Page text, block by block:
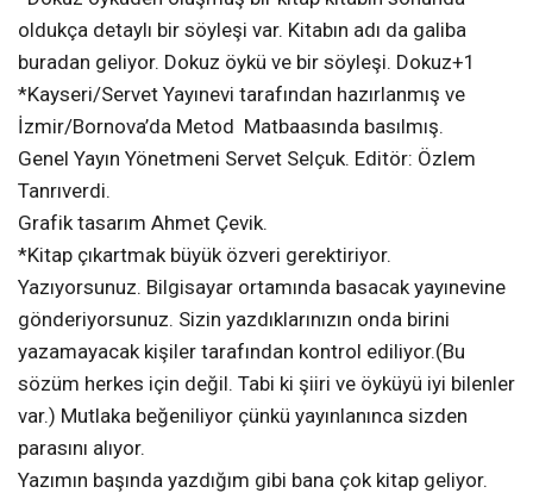
oldukça detaylı bir söyleşi var. Kitabın adı da galiba
buradan geliyor. Dokuz öykü ve bir söyleşi. Dokuz+1
*Kayseri/Servet Yayınevi tarafından hazırlanmış ve
İzmir/Bornova’da Metod Matbaasında basılmış.
Genel Yayın Yönetmeni Servet Selçuk. Editör: Özlem
Tanrıverdi.
Grafik tasarım Ahmet Çevik.
*Kitap çıkartmak büyük özveri gerektiriyor.
Yazıyorsunuz. Bilgisayar ortamında basacak yayınevine
gönderiyorsunuz. Sizin yazdıklarınızın onda birini
yazamayacak kişiler tarafından kontrol ediliyor.(Bu
sözüm herkes için değil. Tabi ki şiiri ve öyküyü iyi bilenler
var.) Mutlaka beğeniliyor çünkü yayınlanınca sizden
parasını alıyor.
Yazımın başında yazdığım gibi bana çok kitap geliyor.